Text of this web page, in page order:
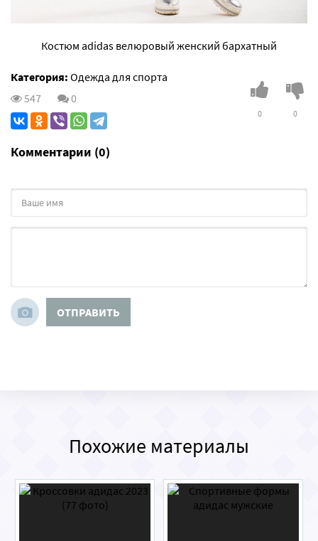
Костюм adidas велюровый женский бархатный
Категория: Одежда для спорта
547
0
0 0
Комментарии (0)
ОТПРАВИТЬ
Похожие материалы